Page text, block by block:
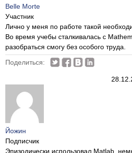
Belle Morte
Участник
Лично у меня по работе такой
Во время учебы сталкивалась с
разобраться смогу без особого труда.
Поделиться:
Йожин
Подписчик
Эпизодически использовал Matlab,